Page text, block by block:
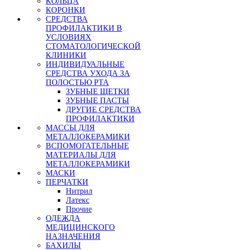
КОРОНКИ
СРЕДСТВА
ПРОФИЛАКТИКИ В
УСЛОВИЯХ
СТОМАТОЛОГИЧЕСКОЙ
КЛИНИКИ
ИНДИВИДУАЛЬНЫЕ
СРЕДСТВА УХОДА ЗА
ПОЛОСТЬЮ РТА
ЗУБНЫЕ ЩЕТКИ
ЗУБНЫЕ ПАСТЫ
ДРУГИЕ СРЕДСТВА
ПРОФИЛАКТИКИ
МАССЫ ДЛЯ
МЕТАЛЛОКЕРАМИКИ
ВСПОМОГАТЕЛЬНЫЕ
МАТЕРИАЛЫ ДЛЯ
МЕТАЛЛОКЕРАМИКИ
МАСКИ
ПЕРЧАТКИ
Нитрил
Латекс
Прочие
ОДЕЖДА
МЕДИЦИНСКОГО
НАЗНАЧЕНИЯ
БАХИЛЫ